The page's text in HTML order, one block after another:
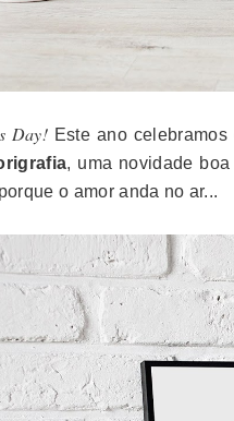
Day! Este ano
, uma novidade
o amor anda no ar...